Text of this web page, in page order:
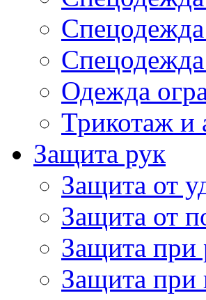
Одежда
Трикотаж и
Защита рук
Защита от
Защита от
Защита при
Защита при